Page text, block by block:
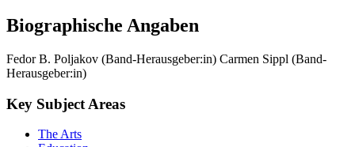
Biographische Angaben
Fedor B. Poljakov (Band-Herausgeber:in)
Key Subject Areas